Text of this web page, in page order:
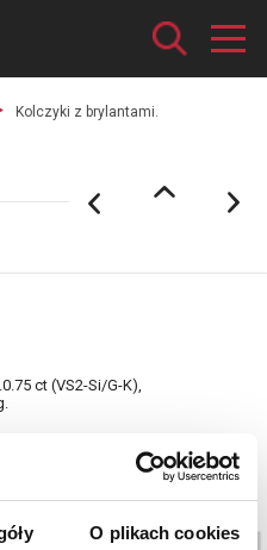
O plikach cookies
Kolczyki z brylantami.
ct (VS2-Si/G-K),